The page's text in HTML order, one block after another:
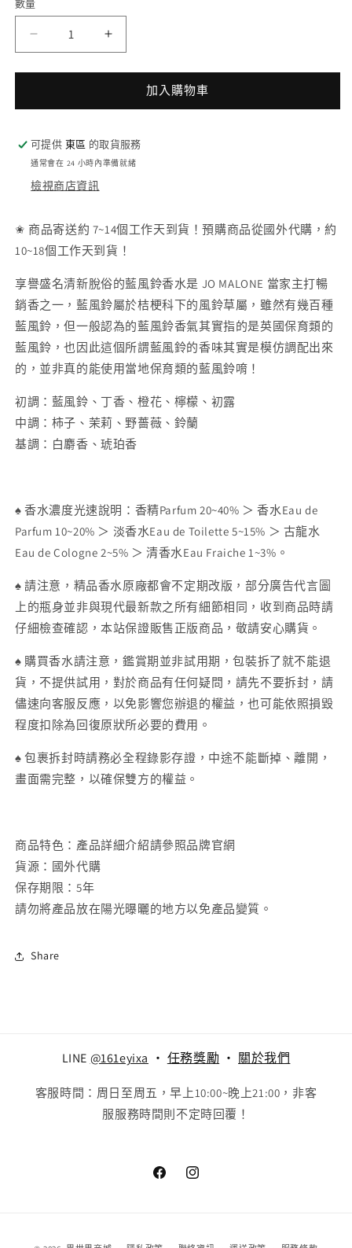
數量
MALONE
藍
香
水
Bluebell
數
量
少
JO
MALONE
藍
香
水
數
量
加
加入購物車
可提供 東區 的取貨服務
通常會在 24 小時內準備就緒
檢視商店資訊
✬ 商品寄送約 7~14個工作天到貨！預購商品從國外代購，約
10~18個工作天到貨！
享譽盛名清新脫俗的藍風鈴香水是 JO MALONE 當家主打暢
銷香之一，藍風鈴屬於桔梗科下的風鈴草屬，雖然有幾百種
藍風鈴，但一般認為的藍風鈴香氣其實指的是英國保育類的
藍風鈴，也因此這個所謂藍風鈴的香味其實是模仿調配出來
的，並非真的能使用當地保育類的藍風鈴唷！
初調： 藍風鈴、丁香、橙花、檸檬、初露
中調： 柿子、茉莉、野薔薇、鈴蘭
基調： 白麝香、琥珀香
♠ 香水濃度光速說明：香精Parfum 20~40% ＞ 香水Eau de
Parfum 10~20% ＞ 淡香水Eau de Toilette 5~15% ＞ 古龍水
Eau de Cologne 2~5% ＞ 清香水Eau Fraiche 1~3%。
♠ 請注意，精品香水原廠都會不定期改版，部分廣告代言圖
上的瓶身並非與現代最新款之所有細節相同，收到商品時請
仔細檢查確認，本站保證販售正版商品，敬請安心購貨。
♠ 購買香水請注意，鑑賞期並非試用期，包裝拆了就不能退
貨，不提供試用，對於商品有任何疑問，請先不要拆封，請
儘速向客服反應，以免影響您辦退的權益，也可能依照損毀
程度扣除為回復原狀所必要的費用。
♠ 包裹拆封時請務必全程錄影存證，中途不能斷掉、離開，
畫面需完整，以確保雙方的權益。
商品特色：產品詳細介紹請參照品牌官網
貨源：國外代購
保存期限：5年
請勿將產品放在陽光曝曬的地方以免產品變質。
Share
LINE @161eyixa ‧ 任務獎勵 ‧ 關於我們
客服時間：周日至周五，早上10:00~晚上21:00，非客
服服務時間則不定時回覆！
FacebookInstagram